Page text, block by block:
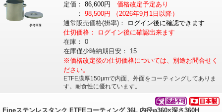
定価： 86,600円
価格改定予定あり
： 98,500円
（2026年9月1日以降）
通常販売価格(掛率)：
ログイン後に確認できます
仕切価格：
ログイン後に確認出来ます
在庫： 0
在庫僅少時納期目安：
15
※価格改定後の仕切価格については、別途お問合せく
ださい。
ETFE膜厚150μmで内面、外面をコーティングしてありま
す。耐食性に優れています。
Fineステンレスタンク ETFEコーティング 36L 内径φ360×深さ360H